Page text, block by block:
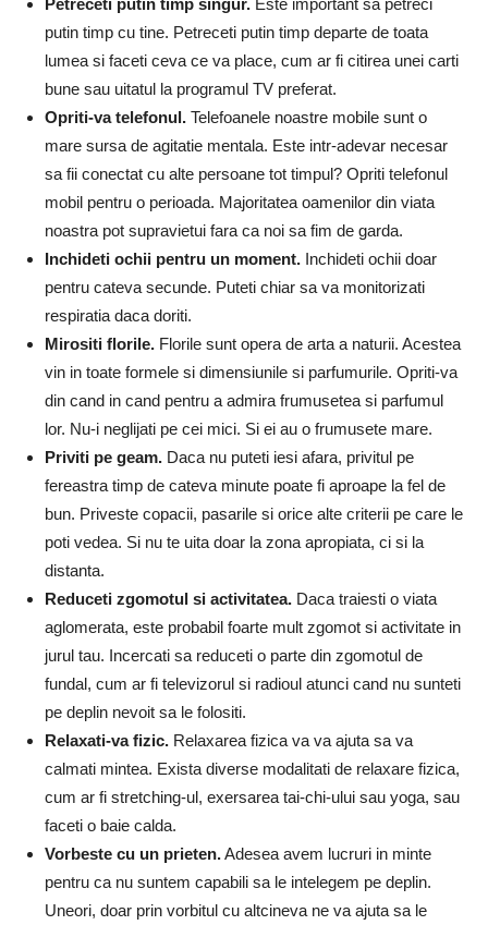
Petreceti putin timp singur. Este important sa petreci
putin timp cu tine. Petreceti putin timp departe de toata
lumea si faceti ceva ce va place, cum ar fi citirea unei carti
bune sau uitatul la programul TV preferat.
Opriti-va telefonul. Telefoanele noastre mobile sunt o
mare sursa de agitatie mentala. Este intr-adevar necesar
sa fii conectat cu alte persoane tot timpul? Opriti telefonul
mobil pentru o perioada. Majoritatea oamenilor din viata
noastra pot supravietui fara ca noi sa fim de garda.
Inchideti ochii pentru un moment. Inchideti ochii doar
pentru cateva secunde. Puteti chiar sa va monitorizati
respiratia daca doriti.
Mirositi florile. Florile sunt opera de arta a naturii. Acestea
vin in toate formele si dimensiunile si parfumurile. Opriti-va
din cand in cand pentru a admira frumusetea si parfumul
lor. Nu-i neglijati pe cei mici. Si ei au o frumusete mare.
Priviti pe geam. Daca nu puteti iesi afara, privitul pe
fereastra timp de cateva minute poate fi aproape la fel de
bun. Priveste copacii, pasarile si orice alte criterii pe care le
poti vedea. Si nu te uita doar la zona apropiata, ci si la
distanta.
Reduceti zgomotul si activitatea. Daca traiesti o viata
aglomerata, este probabil foarte mult zgomot si activitate in
jurul tau. Incercati sa reduceti o parte din zgomotul de
fundal, cum ar fi televizorul si radioul atunci cand nu sunteti
pe deplin nevoit sa le folositi.
Relaxati-va fizic. Relaxarea fizica va va ajuta sa va
calmati mintea. Exista diverse modalitati de relaxare fizica,
cum ar fi stretching-ul, exersarea tai-chi-ului sau yoga, sau
faceti o baie calda.
Vorbeste cu un prieten.Adesea avem lucruri in minte
pentru ca nu suntem capabili sa le intelegem pe deplin.
Uneori, doar prin vorbitul cu altcineva ne va ajuta sa le